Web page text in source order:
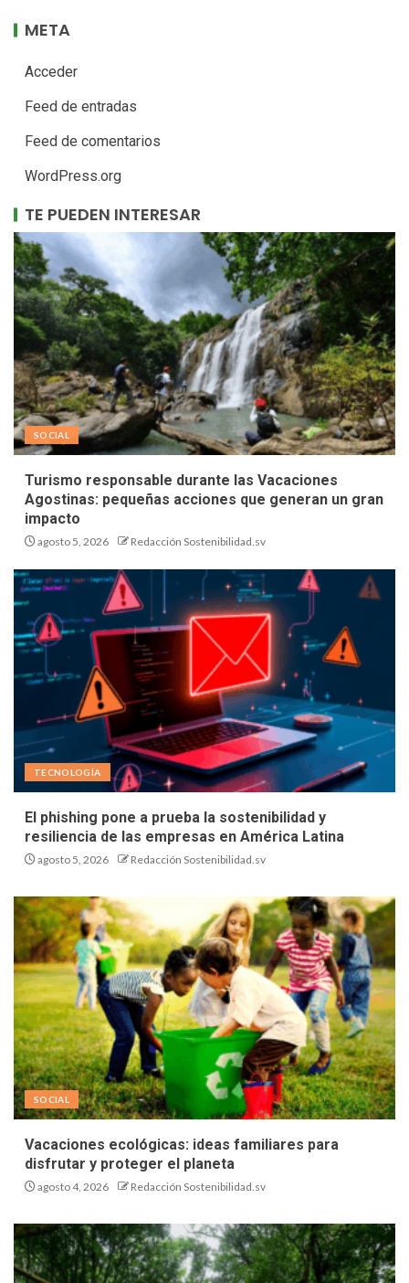
META
Acceder
Feed de entradas
Feed de comentarios
WordPress.org
TE PUEDEN INTERESAR
SOCIAL
Turismo responsable durante las Vacaciones
Agostinas: pequeñas acciones que generan un gran
impacto
agosto 5, 2026 Redacción Sostenibilidad.sv
TECNOLOGÍA
El phishing pone a prueba la sostenibilidad y
resiliencia de las empresas en América Latina
agosto 5, 2026 Redacción Sostenibilidad.sv
SOCIAL
Vacaciones ecológicas: ideas familiares para
disfrutar y proteger el planeta
agosto 4, 2026 Redacción Sostenibilidad.sv